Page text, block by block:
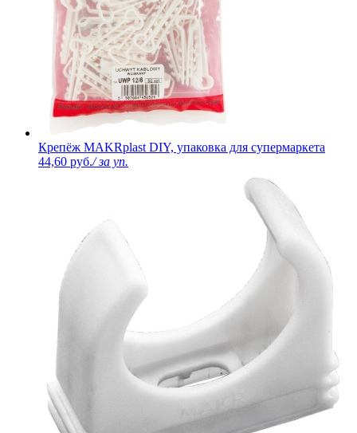
Крепёж MAKRplast DIY, упаковка для супермаркета
44,60 руб./ за уп.